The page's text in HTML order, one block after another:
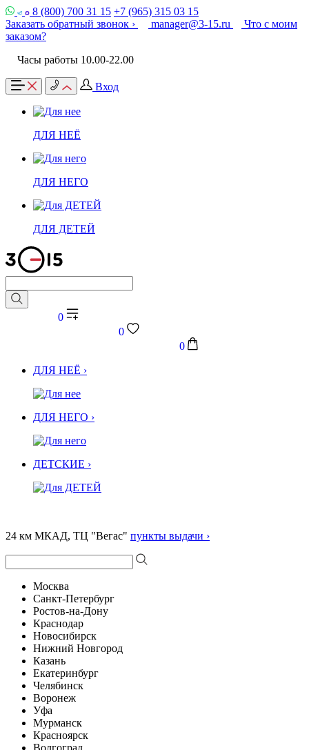
8 (800) 700 31 15 +7 (965) 315 03 15
Заказать обратный звонок ›
manager@3-15.ru
Что с моим
заказом?
Часы работы 10.00-22.00
Вход
ДЛЯ НЕЁ
ДЛЯ НЕГО
ДЛЯ ДЕТЕЙ
0
0
0
ДЛЯ НЕЁ ›
ДЛЯ НЕГО ›
ДЕТСКИЕ ›
24 км МКАД, ТЦ "Вегас" пункты выдачи ›
Москва
Санкт-Петербург
Ростов-на-Дону
Краснодар
Новосибирск
Нижний Новгород
Казань
Екатеринбург
Челябинск
Воронеж
Уфа
Мурманск
Красноярск
Волгоград